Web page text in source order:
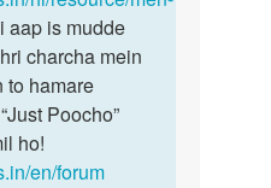
aap is mudde
charcha mein
to hamare
Poocho”
ho!
en/forum